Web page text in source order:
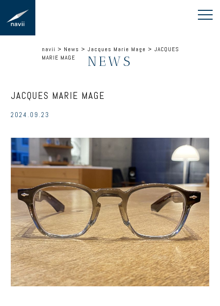
navii > News >Jacques Marie Mage >JACQUES
MARIE MAGE
NEWS
JACQUES MARIE MAGE
2024.09.23